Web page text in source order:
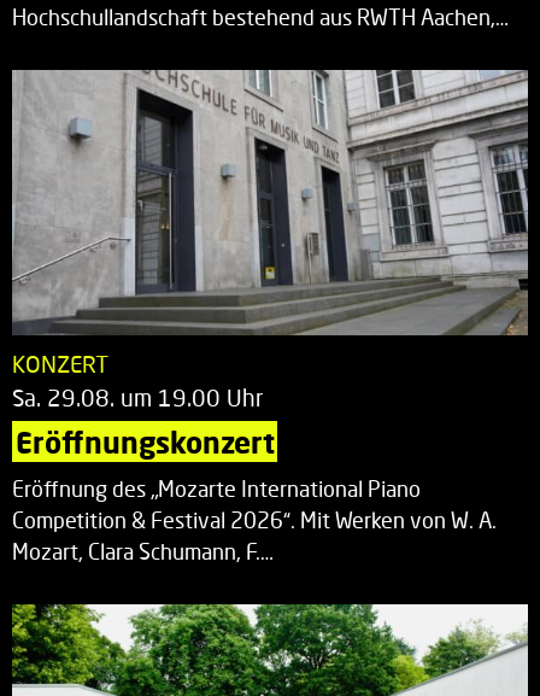
Hochschullandschaft bestehend aus RWTH Aachen,…
KONZERT
Sa. 29.08. um 19.00 Uhr
Eröffnungskonzert
Eröffnung des „Mozarte International Piano
Competition & Festival 2026“. Mit Werken von W. A.
Mozart, Clara Schumann, F.…